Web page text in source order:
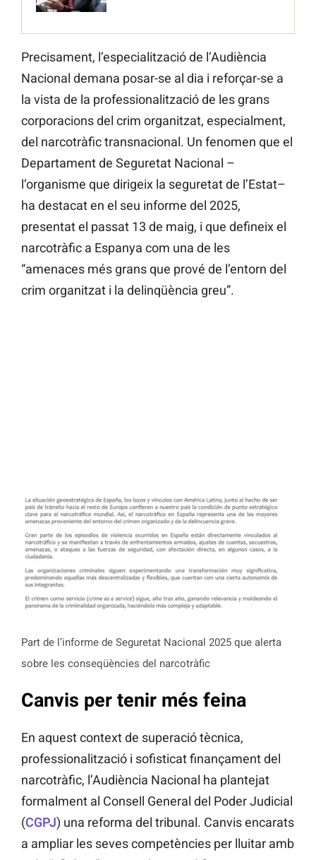
Precisament, l’especialització de l’Audiència
Nacional demana posar-se al dia i reforçar-se a
la vista de la professionalització de les grans
corporacions del crim organitzat, especialment,
del narcotràfic transnacional. Un fenomen que el
Departament de Seguretat Nacional –
l’organisme que dirigeix la seguretat de l’Estat–
ha destacat en el seu informe del 2025,
presentat el passat 13 de maig, i que defineix el
narcotràfic a Espanya com una de les
“amenaces més grans que prové de l’entorn del
crim organitzat i la delinqüència greu”.
Part de l’informe de Seguretat Nacional 2025 que alerta
sobre les conseqüències del narcotràfic
Canvis per tenir més feina
En aquest context de superació tècnica,
professionalització i sofisticat finançament del
narcotràfic, l’Audiència Nacional ha plantejat
formalment al Consell General del Poder Judicial
(CGPJ) una reforma del tribunal. Canvis encarats
a ampliar les seves competències per lluitar amb